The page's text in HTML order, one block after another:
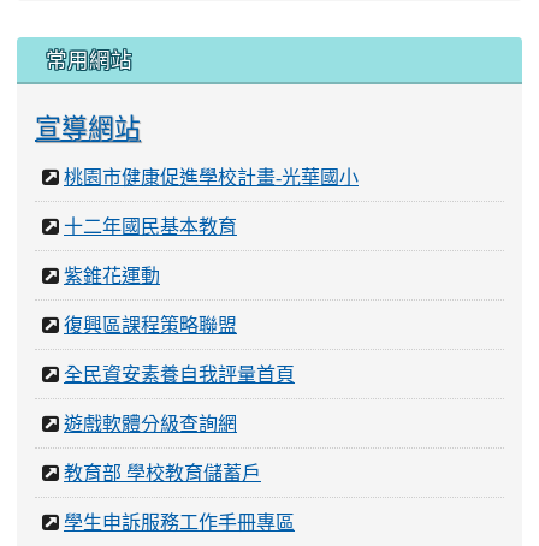
常用網站
宣導網站
桃園市健康促進學校計畫-光華國小
十二年國民基本教育
紫錐花運動
復興區課程策略聯盟
全民資安素養自我評量首頁
遊戲軟體分級查詢網
教育部 學校教育儲蓄戶
學生申訴服務工作手冊專區